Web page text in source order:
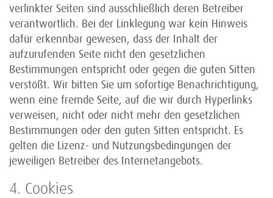
verlinkter Seiten sind ausschließlich deren Betreiber
verantwortlich. Bei der Linklegung war kein Hinweis
dafür erkennbar gewesen, dass der Inhalt der
aufzurufenden Seite nicht den gesetzlichen
Bestimmungen entspricht oder gegen die guten Sitten
verstößt. Wir bitten Sie um sofortige Benachrichtigung,
wenn eine fremde Seite, auf die wir durch Hyperlinks
verweisen, nicht oder nicht mehr den gesetzlichen
Bestimmungen oder den guten Sitten entspricht. Es
gelten die Lizenz- und Nutzungsbedingungen der
jeweiligen Betreiber des Internetangebots.
4. Cookies